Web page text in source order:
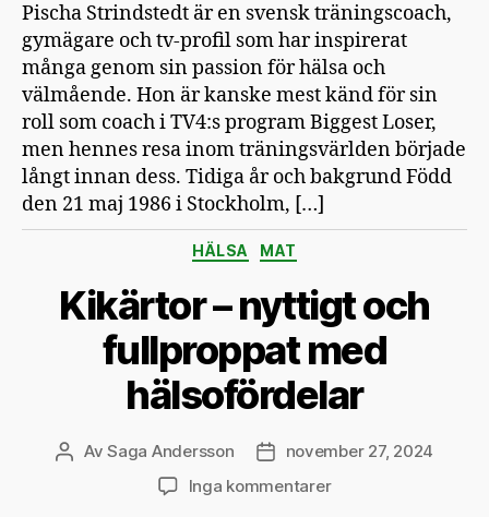
Pischa Strindstedt är en svensk träningscoach,
gymägare och tv-profil som har inspirerat
många genom sin passion för hälsa och
välmående. Hon är kanske mest känd för sin
roll som coach i TV4:s program Biggest Loser,
men hennes resa inom träningsvärlden började
långt innan dess. Tidiga år och bakgrund Född
den 21 maj 1986 i Stockholm, […]
Kategorier
HÄLSA MAT
Kikärtor – nyttigt och
fullproppat med
hälsofördelar
Inläggsförfattare
AvSaga Andersson Inläggsdatum
november 27, 2024
Inga kommentarertill